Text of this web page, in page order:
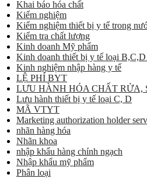
Khai báo hóa chất
Kiểm nghiệm
Kiểm nghiệm thiết bị y tế trong
Kiểm tra chất lượng
Kinh doanh Mỹ phẩm
Kinh doanh thiết bị y tế loại
Kinh nghiệm nhập hàng y tế
LỆ PHÍ BYT
LƯU HÀNH HÓA CHẤT RỬA,
Lưu hành thiết bị y tế loại C, D
MÃ VTYT
Marketing authorization holder
nhãn hàng hóa
Nhãn khoa
nhập khẩu hàng chính ngạch
Nhập khẩu mỹ phẩm
Phân loại